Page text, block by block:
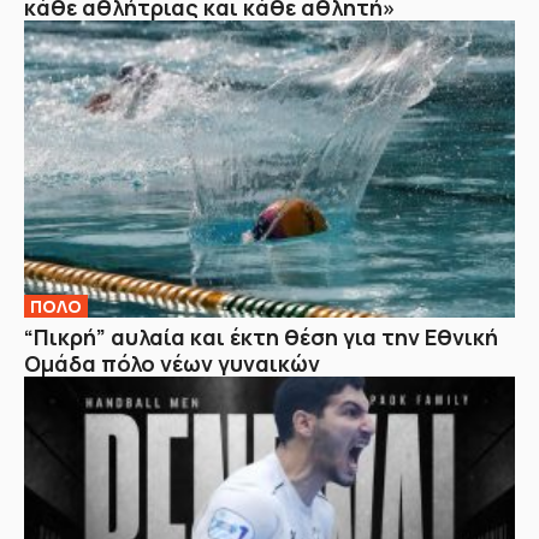
κάθε αθλήτριας και κάθε αθλητή»
ΠΟΛΟ
“Πικρή” αυλαία και έκτη θέση για την Εθνική
Ομάδα πόλο νέων γυναικών